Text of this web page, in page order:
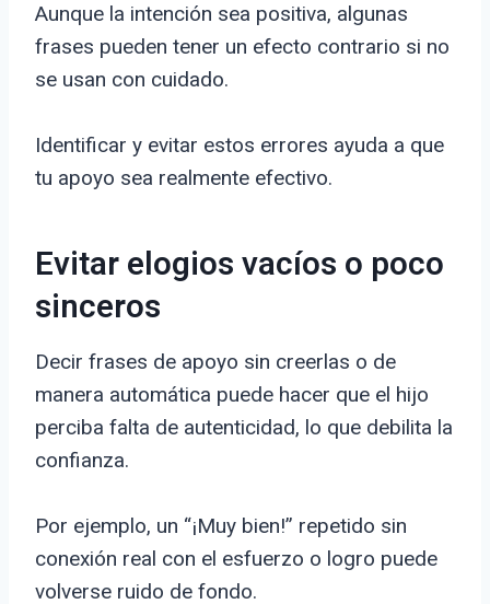
Aunque la intención sea positiva, algunas
frases pueden tener un efecto contrario si no
se usan con cuidado.
Identificar y evitar estos errores ayuda a que
tu apoyo sea realmente efectivo.
Evitar elogios vacíos o poco
sinceros
Decir frases de apoyo sin creerlas o de
manera automática puede hacer que el hijo
perciba falta de autenticidad, lo que debilita la
confianza.
Por ejemplo, un “¡Muy bien!” repetido sin
conexión real con el esfuerzo o logro puede
volverse ruido de fondo.